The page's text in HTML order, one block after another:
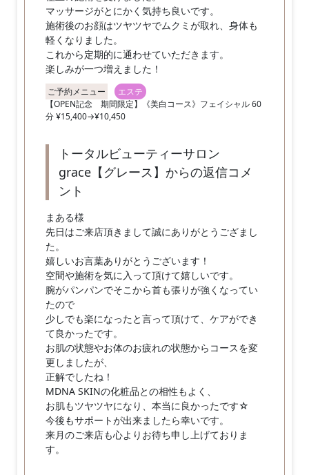
マッサージがとにかく気持ち良いです。
施術後のお顔はツヤツヤでムクミが取れ、身体も
軽くなりました。
これから定期的に通わせていただきます。
楽しみが一つ増えました！
ご予約メニュー
エステ
【OPEN記念 期間限定】《美白コース》フェイシャル 60
分 ¥15,400→¥10,450
トータルビューティーサロン
grace【グレース】からの返信コメ
ント
まある様
先日はご来店頂きまして誠にありがとうござまし
た。
嬉しいお言葉ありがとうございます！
空間や施術を気に入って頂けて嬉しいです。
腕がパンパンでそこから首も張りが強くなってい
たので
少しでも楽になったと言って頂けて、ケアができ
て良かったです。
お肌の状態やお体のお疲れの状態からコースを変
更しましたが、
正解でしたね！
MDNA SKINの化粧品との相性もよく、
お肌もツヤツヤになり、本当に良かったです☆
今後もサポートが出来ましたら幸いです。
来月のご来店も心よりお待ち申し上げておりま
す。